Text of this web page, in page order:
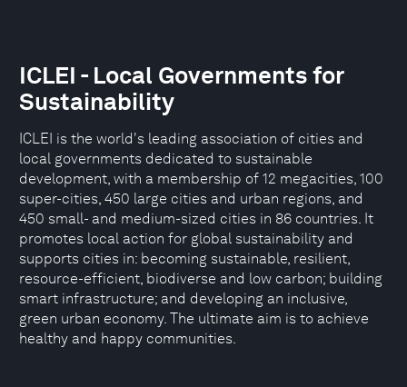
ICLEI - Local Governments for
Sustainability
ICLEI is the world's leading association of cities and
local governments dedicated to sustainable
development, with a membership of 12 megacities, 100
super-cities, 450 large cities and urban regions, and
450 small- and medium-sized cities in 86 countries. It
promotes local action for global sustainability and
supports cities in: becoming sustainable, resilient,
resource-efficient, biodiverse and low carbon; building
smart infrastructure; and developing an inclusive,
green urban economy. The ultimate aim is to achieve
healthy and happy communities.